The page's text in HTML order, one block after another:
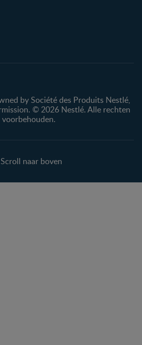
by Société des Produits Nestlé,
© 2026 Nestlé. Alle rechten
voorbehouden.
Scroll naar boven